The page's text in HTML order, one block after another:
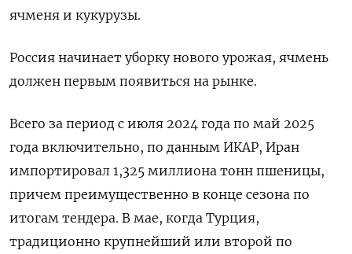
ячменя и кукурузы.
Россия начинает уборку нового урожая, ячмень
должен первым появиться на рынке.
Всего за период с июля 2024 года по май 2025
года включительно, по данным ИКАР, Иран
импортировал 1,325 миллиона тонн пшеницы,
причем преимущественно в конце сезона по
итогам тендера. В мае, когда Турция,
традиционно крупнейший или второй по